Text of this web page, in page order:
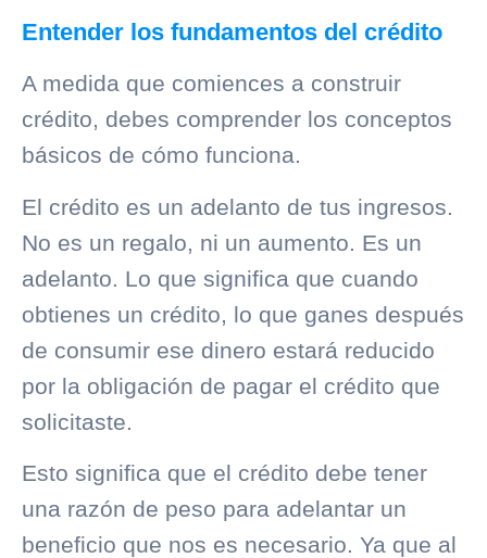
Entender los fundamentos del crédito
A medida que comiences a construir
crédito, debes comprender los conceptos
básicos de cómo funciona.
El crédito es un adelanto de tus ingresos.
No es un regalo, ni un aumento. Es un
adelanto. Lo que significa que cuando
obtienes un crédito, lo que ganes después
de consumir ese dinero estará reducido
por la obligación de pagar el crédito que
solicitaste.
Esto significa que el crédito debe tener
una razón de peso para adelantar un
beneficio que nos es necesario. Ya que al